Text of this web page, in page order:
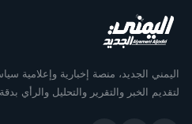
اليمني الجديد، منصة إخبارية وإعلامية
لتقديم الخبر والتقرير والتحليل والرأي